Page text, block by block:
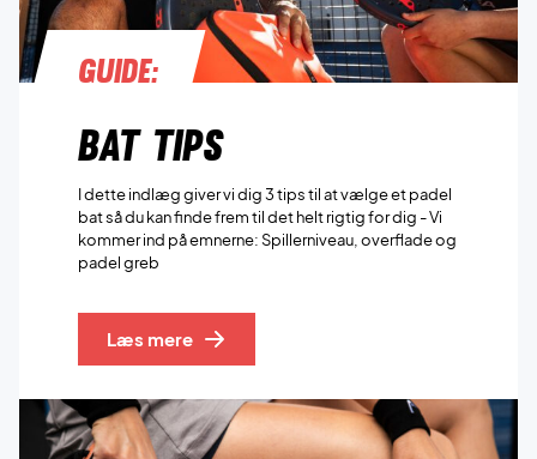
Guide:
Bat tips
I dette indlæg giver vi dig 3 tips til at vælge et padel
bat så du kan finde frem til det helt rigtig for dig - Vi
kommer ind på emnerne: Spillerniveau, overflade og
padel greb
Læs mere